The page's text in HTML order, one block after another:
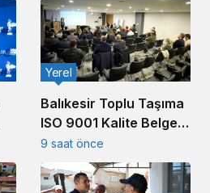
Balıkesir Toplu Taşıma
ISO 9001 Kalite Belgesi
Aldı
Yerel
9 saat önce